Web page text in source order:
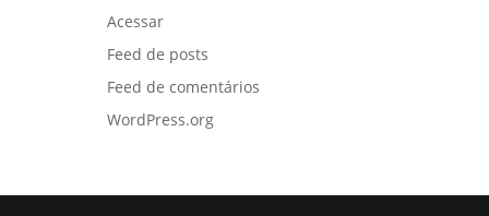
Acessar
Feed de posts
Feed de comentários
WordPress.org